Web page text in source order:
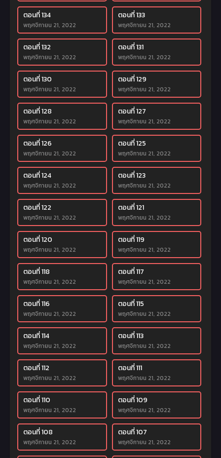
ตอนที่ 134
พฤศจิกายน 21, 2022
ตอนที่ 133
พฤศจิกายน 21, 2022
ตอนที่ 132
พฤศจิกายน 21, 2022
ตอนที่ 131
พฤศจิกายน 21, 2022
ตอนที่ 130
พฤศจิกายน 21, 2022
ตอนที่ 129
พฤศจิกายน 21, 2022
ตอนที่ 128
พฤศจิกายน 21, 2022
ตอนที่ 127
พฤศจิกายน 21, 2022
ตอนที่ 126
พฤศจิกายน 21, 2022
ตอนที่ 125
พฤศจิกายน 21, 2022
ตอนที่ 124
พฤศจิกายน 21, 2022
ตอนที่ 123
พฤศจิกายน 21, 2022
ตอนที่ 122
พฤศจิกายน 21, 2022
ตอนที่ 121
พฤศจิกายน 21, 2022
ตอนที่ 120
พฤศจิกายน 21, 2022
ตอนที่ 119
พฤศจิกายน 21, 2022
ตอนที่ 118
พฤศจิกายน 21, 2022
ตอนที่ 117
พฤศจิกายน 21, 2022
ตอนที่ 116
พฤศจิกายน 21, 2022
ตอนที่ 115
พฤศจิกายน 21, 2022
ตอนที่ 114
พฤศจิกายน 21, 2022
ตอนที่ 113
พฤศจิกายน 21, 2022
ตอนที่ 112
พฤศจิกายน 21, 2022
ตอนที่ 111
พฤศจิกายน 21, 2022
ตอนที่ 110
พฤศจิกายน 21, 2022
ตอนที่ 109
พฤศจิกายน 21, 2022
ตอนที่ 108
พฤศจิกายน 21, 2022
ตอนที่ 107
พฤศจิกายน 21, 2022